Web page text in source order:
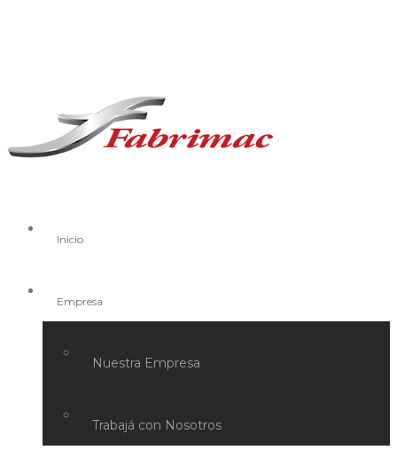
Inicio
Empresa
Nuestra Empresa
Trabajá con Nosotros